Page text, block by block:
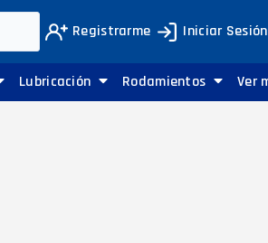
Registrarme Iniciar Sesión
Lubricación Rodamientos Ver